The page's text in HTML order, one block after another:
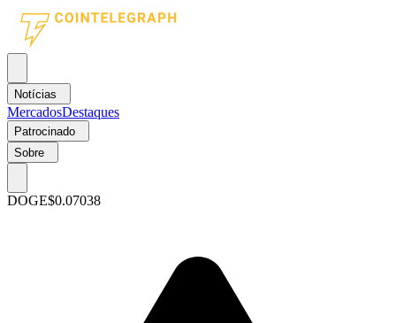
Notícias
MercadosDestaques
Patrocinado
Sobre
DOGE$0.07038